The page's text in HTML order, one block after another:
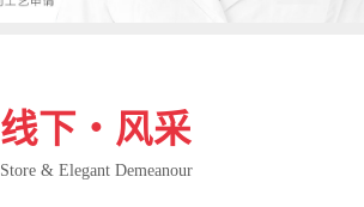
线下・风采
Store & Elegant Demeanour